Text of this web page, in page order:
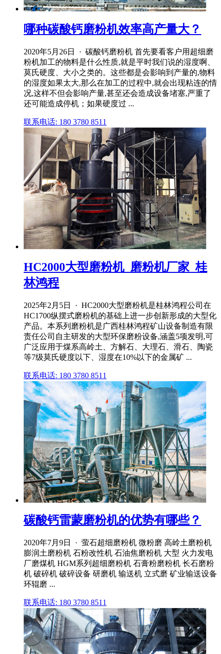
哪种碳酸钙磨粉机效率高产量大？
2020年5月26日 · 碳酸钙磨粉机 首先要看客户用超细磨
粉机加工的物料是什么性质,就是平时我们说的湿度啊、
莫氏硬度、大小之类的。这些都是会影响到产量的,物料
的湿度如果太大,那么在加工的过程中,就会出现粘连的情
况,这样不但会影响产量,甚至还会造成设备堵塞,严重了
还可能造成停机；如果硬度过 ...
联系电话: 180 3780 8511
HC2000大型磨粉机_磨粉机厂家_桂
林鸿程
2025年2月5日 · HC2000大型磨粉机是桂林鸿程公司在
HC1700纵摆式磨粉机的基础上进一步创新形成的大型化
产品。本系列磨粉机是广西桂林鸿程矿山设备制造有限
责任公司自主研发的大型环保磨粉设备,涵盖5项发明,可
广泛应用于煤系高岭土、方解石、大理石、滑石、陶瓷
等7级莫氏硬度以下、湿度在10%以下的金属矿 ...
联系电话: 180 3780 8511
碳酸钙雷蒙磨粉机的优势有哪些？
2020年7月9日 · 萤石超细磨粉机 微粉磨 高岭土磨粉机
膨润土磨粉机 石粉改性机 石油焦磨粉机 大型 火力发电
厂磨煤机 HGM系列超细磨粉机 石膏粉磨粉机 长石磨粉
机 破碎机 破碎设备 研磨机 输送机 立式磨 矿业输送设备
环辊磨 ...
联系电话: 180 3780 8511